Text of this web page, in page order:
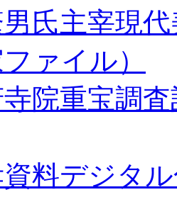
氏主宰現
ファイル）
院重宝調
料デジタ